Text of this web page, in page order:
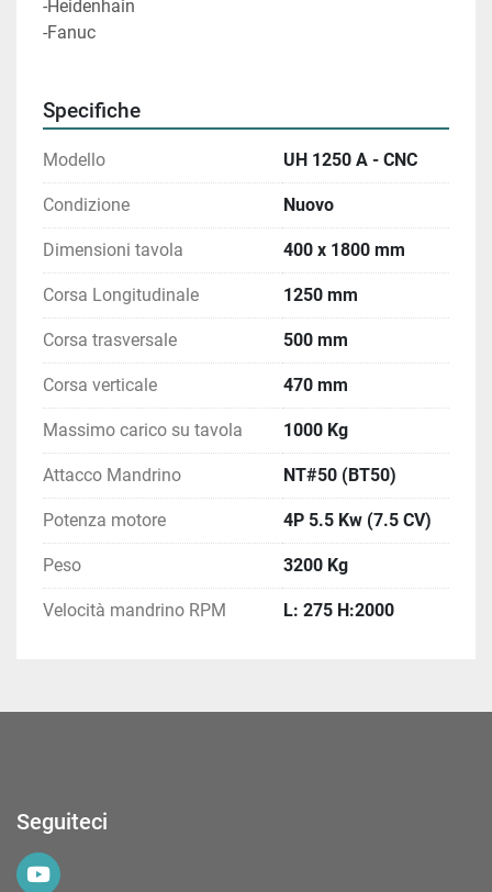
-Heidenhain
-Fanuc
Specifiche
Modello UH 1250 A - CNC
Condizione Nuovo
Dimensioni tavola 400 x 1800 mm
Corsa Longitudinale 1250 mm
Corsa trasversale 500 mm
Corsa verticale 470 mm
Massimo carico su tavola 1000 Kg
Attacco Mandrino NT#50 (BT50)
Potenza motore 4P 5.5 Kw (7.5 CV)
Peso 3200 Kg
Velocità mandrino RPM L: 275 H:2000
Seguiteci